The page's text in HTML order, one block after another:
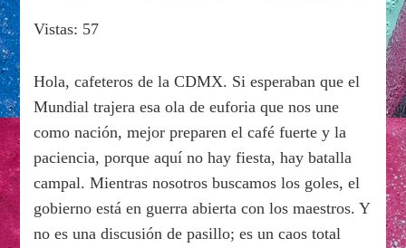
Vistas: 57
Hola, cafeteros de la CDMX. Si esperaban que el
Mundial trajera esa ola de euforia que nos une
como nación, mejor preparen el café fuerte y la
paciencia, porque aquí no hay fiesta, hay batalla
campal. Mientras nosotros buscamos los goles, el
gobierno está en guerra abierta con los maestros. Y
no es una discusión de pasillo; es un caos total